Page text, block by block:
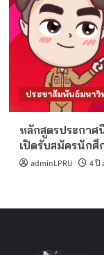
ประชาสัมพันธ์มหาวิ
หลักสูตรประกา
เปิดรับสมัครนัก
adminLPRU 4 ปี